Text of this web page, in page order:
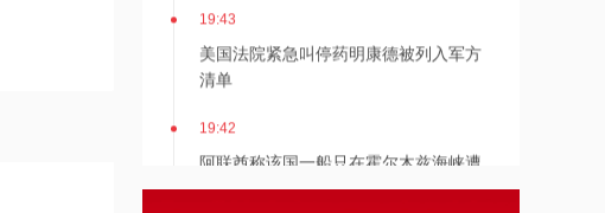
19:43
美国法院紧急叫停药明康德被列入军方
清单
19:42
阿联酋称该国一船只在霍尔木兹海峡遭